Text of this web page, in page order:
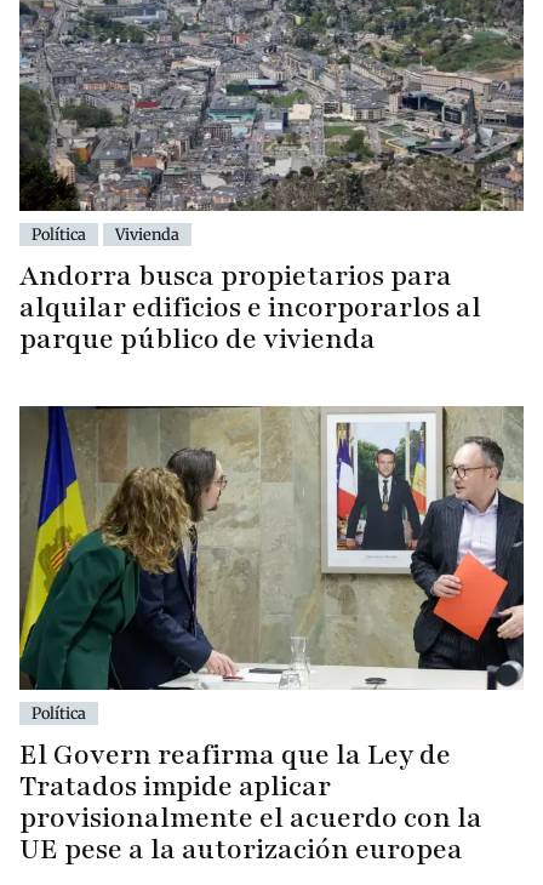
Política Vivienda
Andorra busca propietarios para
alquilar edificios e incorporarlos al
parque público de vivienda
Política
El Govern reafirma que la Ley de
Tratados impide aplicar
provisionalmente el acuerdo con la
UE pese a la autorización europea